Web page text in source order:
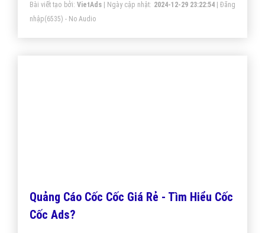
Bài viết tạo bởi: VietAds| Ngày cập nhật: 2024-12-29 23:22:54|Đăng
nhập(6535) - No Audio
Quảng Cáo Cốc Cốc Giá Rẻ - Tìm Hiểu Cốc
Cốc Ads?